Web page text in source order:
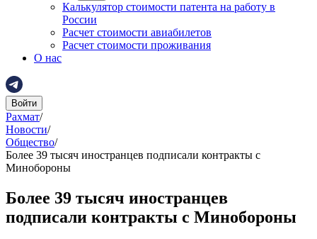
Калькулятор стоимости патента на работу в
России
Расчет стоимости авиабилетов
Расчет стоимости проживания
О нас
Войти
Рахмат/
Новости/
Общество/
Более 39 тысяч иностранцев подписали контракты с
Минобороны
Более 39 тысяч иностранцев
подписали контракты с Минобороны